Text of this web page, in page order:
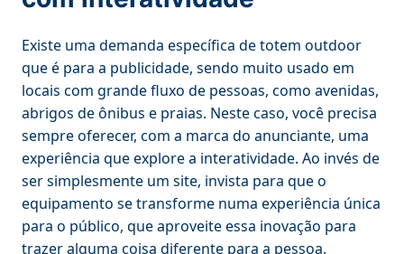
Existe uma demanda específica de totem outdoor
que é para a publicidade, sendo muito usado em
locais com grande fluxo de pessoas, como avenidas,
abrigos de ônibus e praias. Neste caso, você precisa
sempre oferecer, com a marca do anunciante, uma
experiência que explore a interatividade. Ao invés de
ser simplesmente um site, invista para que o
equipamento se transforme numa experiência única
para o público, que aproveite essa inovação para
trazer alguma coisa diferente para a pessoa.